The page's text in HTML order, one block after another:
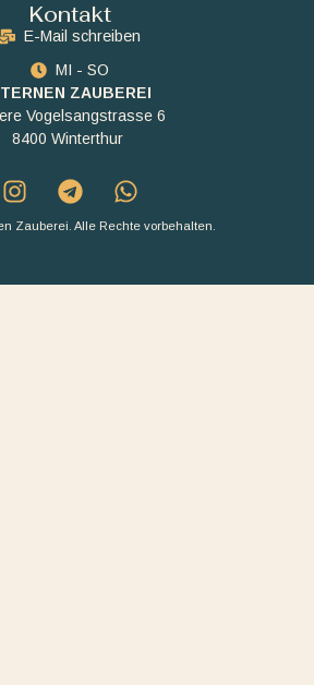
Kontakt
E-Mail schreiben
MI - SO
ZAUBEREI
Vogelsangstrasse 6
8400 Winterthur
Zauberei. Alle Rechte vorbehalten.